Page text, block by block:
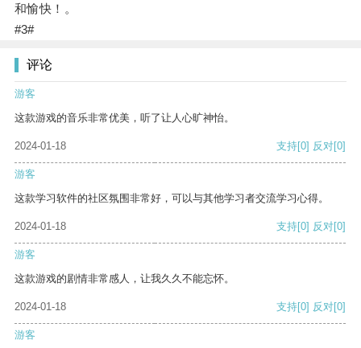
和愉快！。
#3#
评论
游客
这款游戏的音乐非常优美，听了让人心旷神怡。
2024-01-18 支持[0] 反对[0]
游客
这款学习软件的社区氛围非常好，可以与其他学习者交流学习心得。
2024-01-18 支持[0] 反对[0]
游客
这款游戏的剧情非常感人，让我久久不能忘怀。
2024-01-18 支持[0] 反对[0]
游客